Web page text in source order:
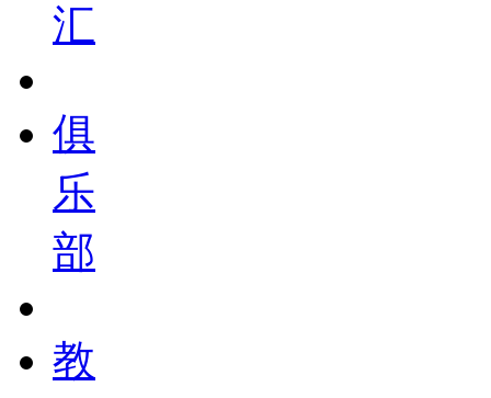
汇
俱
乐
部
教